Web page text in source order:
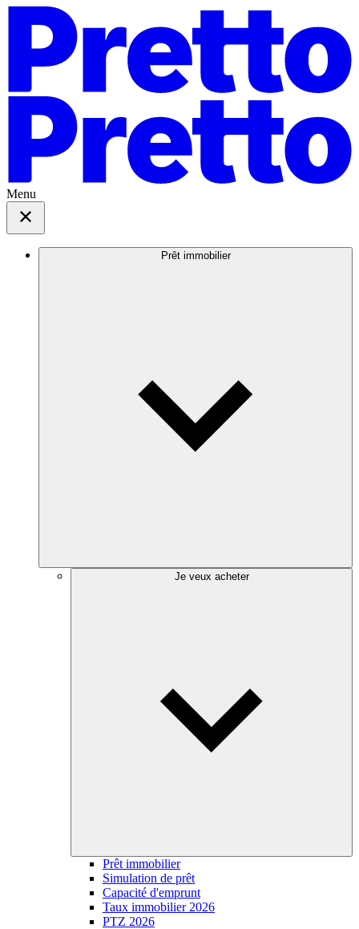
Menu
Prêt immobilier
Je veux acheter
Prêt immobilier
Simulation de prêt
Capacité d'emprunt
Taux immobilier 2026
PTZ 2026